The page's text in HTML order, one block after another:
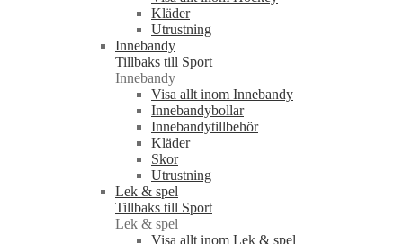
Kläder
Utrustning
Innebandy
Tillbaks till Sport
Innebandy
Visa allt inom Innebandy
Innebandybollar
Innebandytillbehör
Kläder
Skor
Utrustning
Lek & spel
Tillbaks till Sport
Lek & spel
Visa allt inom Lek & spel